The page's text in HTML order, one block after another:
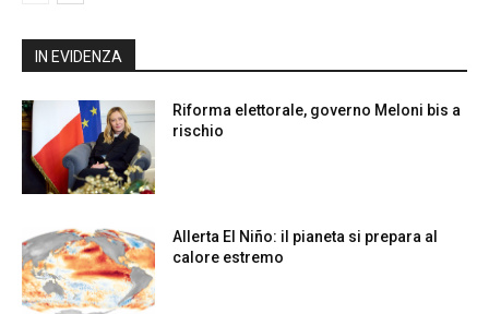
IN EVIDENZA
Riforma elettorale, governo Meloni bis a
rischio
Allerta El Niño: il pianeta si prepara al
calore estremo